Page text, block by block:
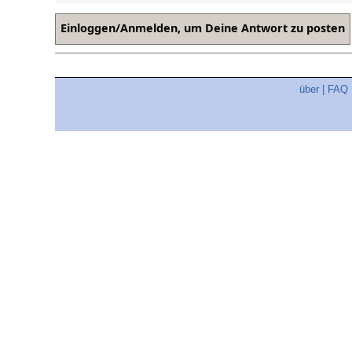
über FAQ